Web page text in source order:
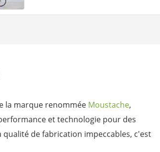
la marque renommée Moustache,
et technologie pour des
de fabrication impeccables, c'est